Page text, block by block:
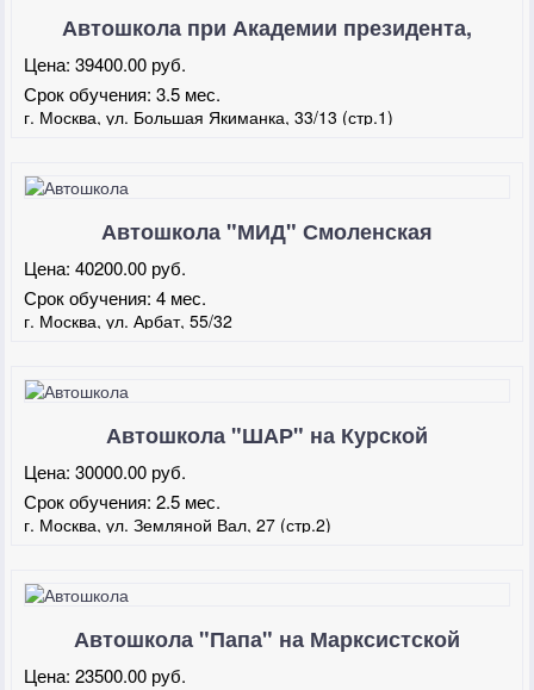
Автошкола при Академии президента,
Цена:39400.00 руб.
Срок обучения:3.5 мес.
г. Москва, ул. Большая Якиманка, 33/13 (стр.1)
Автошкола "МИД" Смоленская
Цена:40200.00 руб.
Срок обучения:4 мес.
г. Москва, ул. Арбат, 55/32
Автошкола "ШАР" на Курской
Цена:30000.00 руб.
Срок обучения:2.5 мес.
г. Москва, ул. Земляной Вал, 27 (стр.2)
Автошкола "Папа" на Марксистской
Цена:23500.00 руб.